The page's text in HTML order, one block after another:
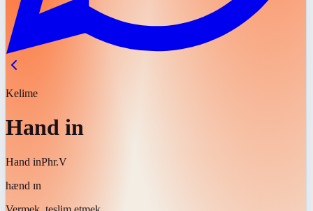
Kelime
Hand in
Hand inPhr.V
hænd ɪn